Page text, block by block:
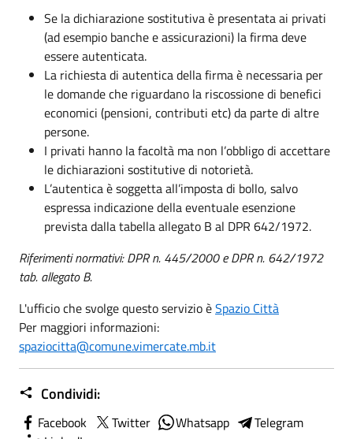
Se la dichiarazione sostitutiva è presentata ai privati
(ad esempio banche e assicurazioni) la firma deve
essere autenticata.
La richiesta di autentica della firma è necessaria per
le domande che riguardano la riscossione di benefici
economici (pensioni, contributi etc) da parte di altre
persone.
I privati hanno la facoltà ma non l’obbligo di accettare
le dichiarazioni sostitutive di notorietà.
L’autentica è soggetta all’imposta di bollo, salvo
espressa indicazione della eventuale esenzione
prevista dalla tabella allegato B al DPR 642/1972.
Riferimenti normativi: DPR n. 445/2000 e DPR n. 642/1972
tab. allegato B.
L'ufficio che svolge questo servizio èSpazio Città
Per maggiori informazioni:
spaziocitta@comune.vimercate.mb.it
Condividi:
Facebook Twitter Whatsapp
Telegram